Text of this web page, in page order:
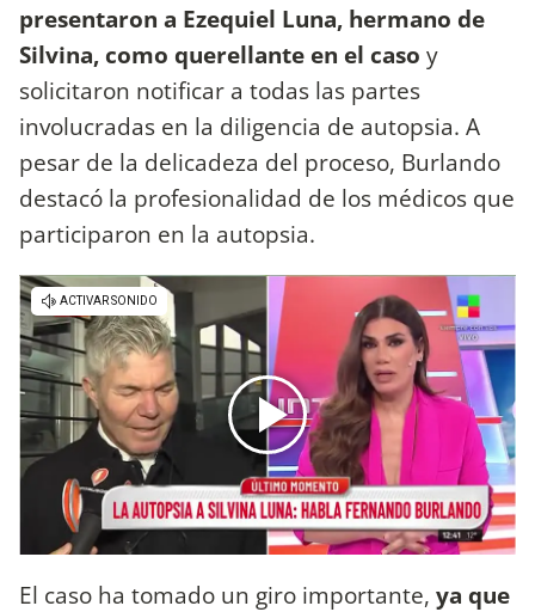
presentaron a Ezequiel Luna, hermano de
Silvina, como querellante en el caso y
solicitaron notificar a todas las partes
involucradas en la diligencia de autopsia. A
pesar de la delicadeza del proceso, Burlando
destacó la profesionalidad de los médicos que
participaron en la autopsia.
El caso ha tomado un giro importante, ya que